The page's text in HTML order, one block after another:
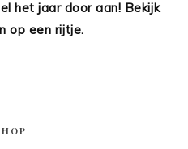
het jaar door aan! Bekijk
op een rijtje.